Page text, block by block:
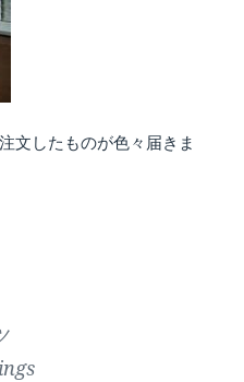
文したものが色々届きま